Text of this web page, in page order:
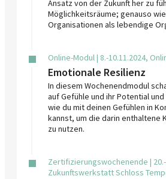
Ansatz von der Zukunft her zu
Möglichkeitsräume; genauso
Organisationen als lebendige
Online-Modul | 8.-10.11.2024,
Emotionale Resilienz
In diesem Wochenendmodul
auf Gefühle und ihr Potential
wie du mit deinen Gefühlen in
kannst, um die darin enthaltene
zu nutzen.
Zertifizierungswochenende | 20.-
Zukunftswerkstatt Schloss